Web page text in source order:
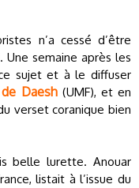
n’a cessé d’être
semaine après les
sujet et à le diffuser
Daesh(UMF), et en
verset coranique bien
belle lurette. Anouar
listait à l’issue du